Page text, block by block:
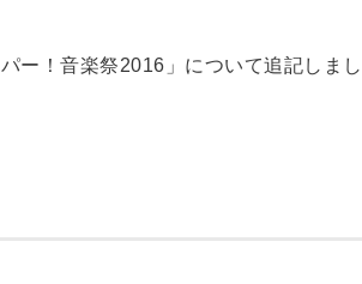
ー！音楽祭2016」について追記しまし